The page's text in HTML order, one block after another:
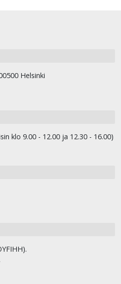
Helsinki
klo 9.00 - 12.00 ja 12.30 - 16.00)